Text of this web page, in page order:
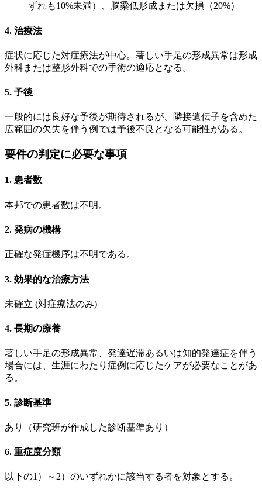
ずれも10%未満）、脳梁低形成または欠損（20%）
4. 治療法
症状に応じた対症療法が中心。著しい手足の形成異常は形成
外科または整形外科での手術の適応となる。
5. 予後
一般的には良好な予後が期待されるが、隣接遺伝子を含めた
広範囲の欠失を伴う例では予後不良となる可能性がある。
要件の判定に必要な事項
1. 患者数
本邦での患者数は不明。
2. 発病の機構
正確な発症機序は不明である。
3. 効果的な治療方法
未確立 (対症療法のみ)
4. 長期の療養
著しい手足の形成異常、発達遅滞あるいは知的発達症を伴う
場合には、生涯にわたり症例に応じたケアが必要なことがあ
る。
5. 診断基準
あり（研究班が作成した診断基準あり）
6. 重症度分類
以下の1）～2）のいずれかに該当する者を対象とする。